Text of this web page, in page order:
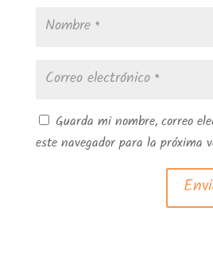
Guarda mi nombre, correo
este navegador para la próxima